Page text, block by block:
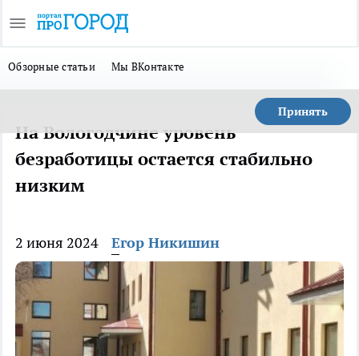
Обзорные статьи Мы ВКонтакте
Принять
На Вологодчине уровень
безработицы остается стабильно
низким
2 июня 2024 Егор Никишин